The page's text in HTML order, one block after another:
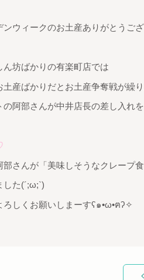
ンウィークのお土産ありがとうご
ん坊ばかりの有楽町店では
土産ばかりだとお土産争奪戦が繰
の阿部さんが中井店長の差し入れ
さんが「美味しそうなクレープ食
した(´;ω;`)
ろしくお願いしまーすʕ๑•ω•ฅʔ✧